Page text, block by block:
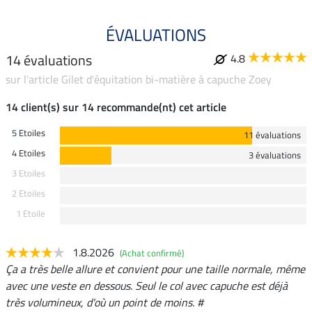
ÉVALUATIONS
14 évaluations
4.8
sur l'article Gilet d'équitation bi-matière à capuche Zoey
14 client(s) sur 14 recommande(nt) cet article
5 Etoiles
11 évaluations
4 Etoiles
3 évaluations
3 Etoiles
2 Etoiles
1 Etoile
1.8.2026 (Achat confirmé)
Ça a très belle allure et convient pour une taille normale, même
avec une veste en dessous. Seul le col avec capuche est déjà
très volumineux, d'où un point de moins. #